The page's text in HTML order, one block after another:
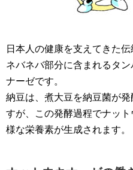
日本人の健康を支えてきた
ネバネバ部分に含まれるタ
ナーゼです。
納豆は、煮大豆を納豆菌が
すが、この発酵過程でナッ
様な栄養素が生成されます。